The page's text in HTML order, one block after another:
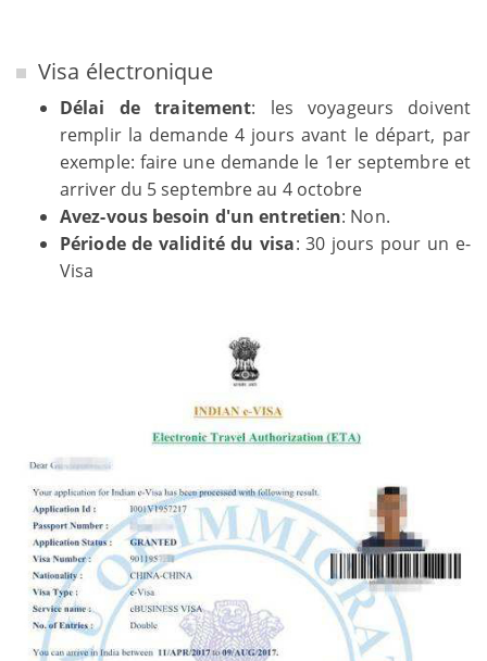
Visa électronique
Délai de traitement: les voyageurs doivent
remplir la demande 4 jours avant le départ, par
exemple: faire une demande le 1er septembre et
arriver du 5 septembre au 4 octobre
Avez-vous besoin d'un entretien: Non.
Période de validité du visa: 30 jours pour un e-
Visa